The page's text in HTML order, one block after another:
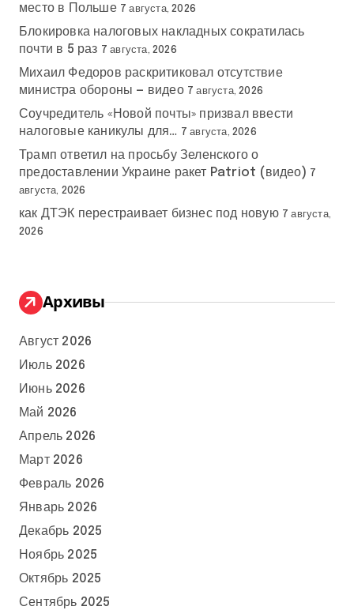
место в Польше 7 августа, 2026
Блокировка налоговых накладных сократилась
почти в 5 раз 7 августа, 2026
Михаил Федоров раскритиковал отсутствие
министра обороны — видео 7 августа, 2026
Соучредитель «Новой почты» призвал ввести
налоговые каникулы для… 7 августа, 2026
Трамп ответил на просьбу Зеленского о
предоставлении Украине ракет Patriot (видео) 7
августа, 2026
как ДТЭК перестраивает бизнес под новую 7 августа,
2026
Архивы
Август 2026
Июль 2026
Июнь 2026
Май 2026
Апрель 2026
Март 2026
Февраль 2026
Январь 2026
Декабрь 2025
Ноябрь 2025
Октябрь 2025
Сентябрь 2025